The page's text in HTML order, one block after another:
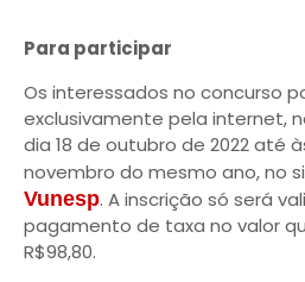
Para participar
Os interessados no concurso
exclusivamente pela internet,
dia 18 de outubro de 2022 até
novembro do mesmo ano, no
Vunesp. A inscrição só será
pagamento de taxa no valor
R$98,80.